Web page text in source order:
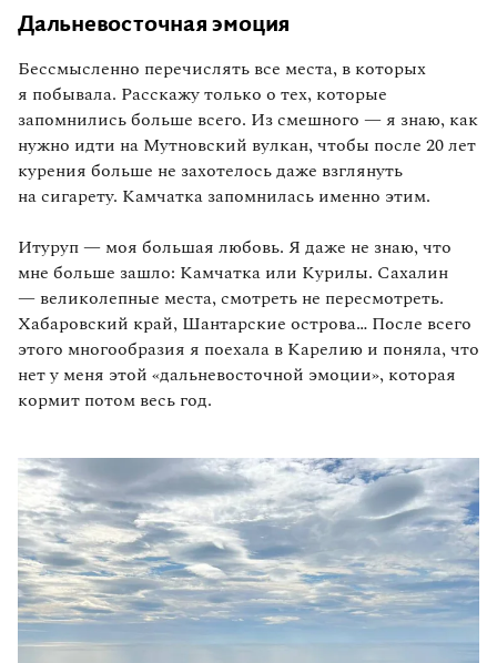
Дальневосточная эмоция
Бессмысленно перечислять все места, в которых
я побывала. Расскажу только о тех, которые
запомнились больше всего. Из смешного — я знаю, как
нужно идти на Мутновский вулкан, чтобы после 20 лет
курения больше не захотелось даже взглянуть
на сигарету. Камчатка запомнилась именно этим.
Итуруп — моя большая любовь. Я даже не знаю, что
мне больше зашло: Камчатка или Курилы. Сахалин
— великолепные места, смотреть не пересмотреть.
Хабаровский край, Шантарские острова… После всего
этого многообразия я поехала в Карелию и поняла, что
нет у меня этой «дальневосточной эмоции», которая
кормит потом весь год.